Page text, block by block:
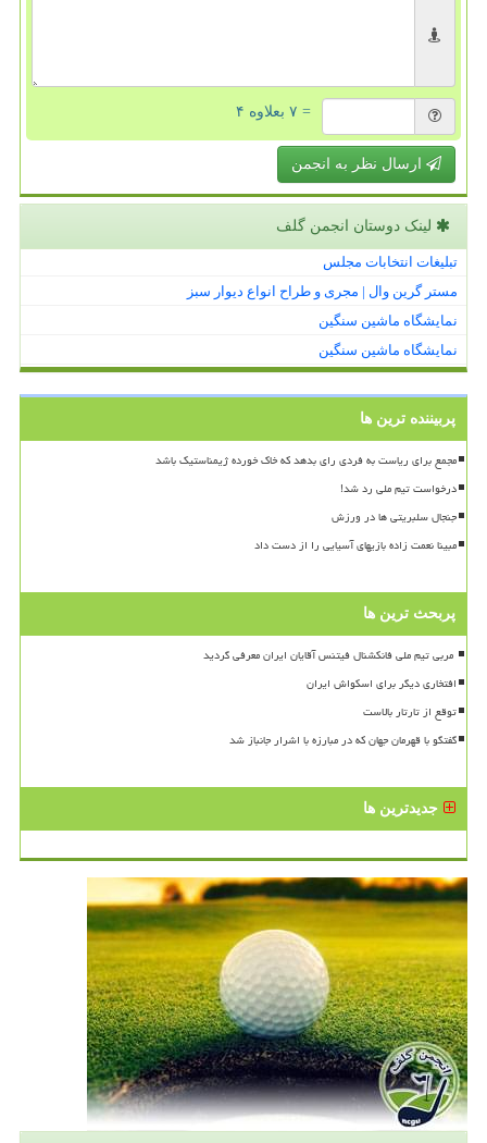
= ۷ بعلاوه ۴
ارسال نظر به انجمن
لینک دوستان انجمن گلف
تبلیغات انتخابات مجلس
مستر گرین وال | مجری و طراح انواع دیوار سبز
نمایشگاه ماشین سنگین
نمایشگاه ماشین سنگین
پربیننده ترین ها
مجمع برای ریاست به فردی رای بدهد که خاک خورده ژیمناستیک باشد
درخواست تیم ملی رد شد!
جنجال سلبریتی ها در ورزش
مبینا نعمت زاده بازیهای آسیایی را از دست داد
پربحث ترین ها
افتخاری دیگر برای اسکواش ایران
توقع از تارتار بالاست
گفتگو با قهرمان جهان که در مبارزه با اشرار جانباز شد
جدیدترین ها